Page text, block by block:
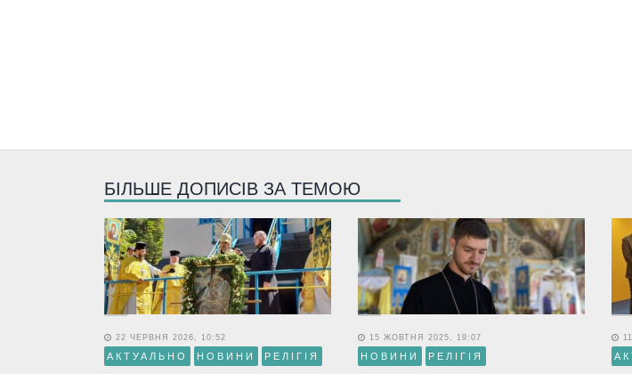
БІЛЬШЕ ДОПИСІВ ЗА ТЕМОЮ
22 ЧЕРВНЯ 2026, 10:52
АКТУАЛЬНО НОВИНИ РЕЛІГІЯ
15 ЖОВТНЯ 2025, 19:07
НОВИНИ РЕЛІГІЯ